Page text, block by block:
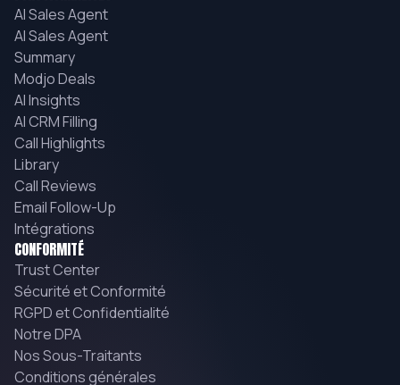
AI Sales Agent
AI Sales Agent
Summary
Modjo Deals
AI Insights
AI CRM Filling
Call Highlights
Library
Call Reviews
Email Follow-Up
Intégrations
CONFORMITÉ
Trust Center
Sécurité et Conformité
RGPD et Confidentialité
Notre DPA
Nos Sous-Traitants
Conditions générales